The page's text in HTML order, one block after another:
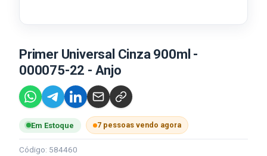
Primer Universal Cinza 900ml -
000075-22 - Anjo
Em Estoque 7 pessoas vendo agora
Código: 584460